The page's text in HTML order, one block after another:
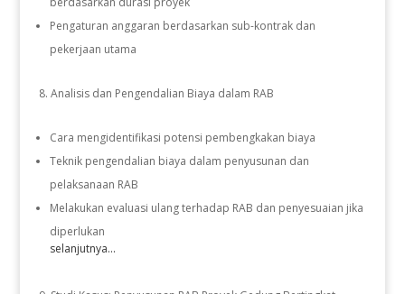
Pengaturan anggaran berdasarkan sub-kontrak dan
pekerjaan utama
Analisis dan Pengendalian Biaya dalam RAB
Cara mengidentifikasi potensi pembengkakan biaya
Teknik pengendalian biaya dalam penyusunan dan
pelaksanaan RAB
Melakukan evaluasi ulang terhadap RAB dan penyesuaian jika
diperlukan
selanjutnya...